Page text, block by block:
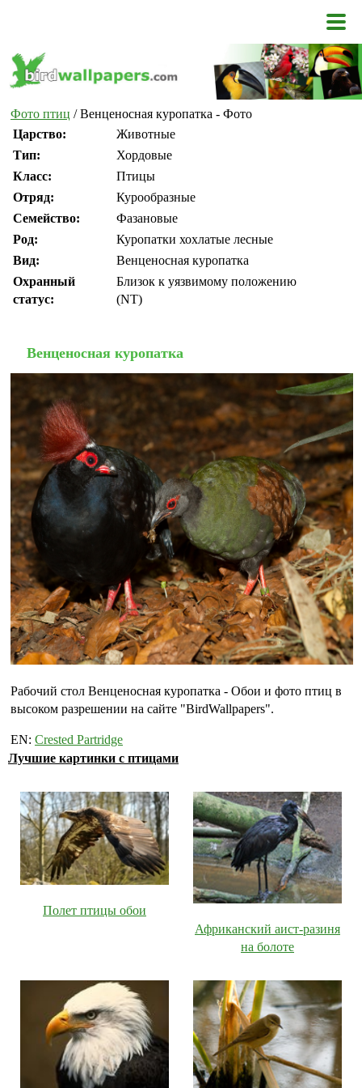
Фото птиц / Венценосная куропатка - Фото
Царство:
Животные
Тип:
Хордовые
Класс:
Птицы
Отряд:
Курообразные
Семейство:
Фазановые
Род:
Куропатки хохлатые лесные
Вид:
Венценосная куропатка
Охранный
статус:
Близок к уязвимому положению
(NT)
Венценосная куропатка
Рабочий стол Венценосная куропатка - Обои и фото птиц в
высоком разрешении на сайте "BirdWallpapers".
EN: Crested Partridge
Лучшие картинки с птицами
Полет птицы обои
Африканский аист-разиня
на болоте